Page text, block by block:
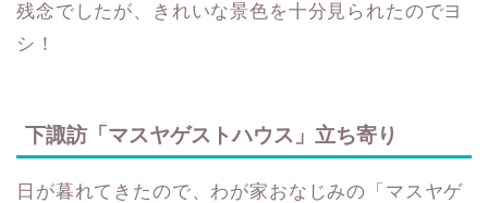
残念でしたが、きれいな景色を十分見られたのでヨ
シ！
下諏訪「マスヤゲストハウス」立ち寄り
日が暮れてきたので、わが家おなじみの「マスヤゲ